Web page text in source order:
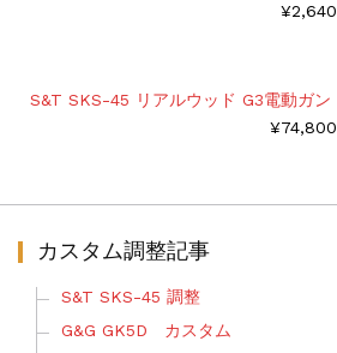
¥2,640
S&T SKS-45 リアルウッド G3電動ガン
¥74,800
カスタム調整記事
S&T SKS-45 調整
G&G GK5D カスタム